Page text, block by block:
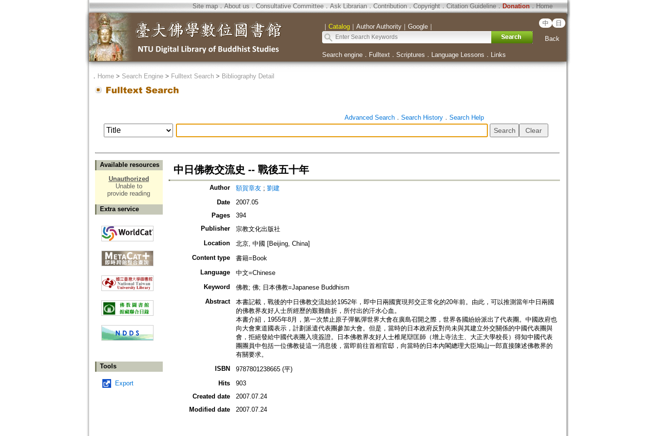
Site map．About us ． Consultative Committee． Ask Librarian． Contribution．Copyright．Citation Guideline． Donation．Home
｜ Catalog｜ Author Authority｜ Google｜ 中 日
Back
Search engine． Fulltext． Scriptures ． Language Lessons ． Links
． Home> Search Engine> Fulltext Search> Bibliography Detail
Advanced Search． Search History． Search Help
Available resources
Unauthorized
Unable to
provide reading
Extra service
Tools
Export
中日佛教交流史 -- 戰後五十年
Author 額賀章友; 劉建
Date
2007.05
Pages
394
Publisher
宗教文化出版社
Location
北京, 中國 [Beijing, China]
Content type
書籍=Book
Language
中文=Chinese
Keyword
佛教; 佛; 日本佛教=Japanese Buddhism
Abstract
本書記載，戰後的中日佛教交流始於1952年，即中日兩國實現邦交正常化的20年前。由此，可以推測當年中日兩國
的佛教界友好人士所經歷的艱難曲折，所付出的汗水心血。
本書介紹，1955年8月，第一次禁止原子彈氫彈世界大會在廣島召開之際，世界各國紛紛派出了代表團。中國政府也
向大會東道國表示，計劃派遣代表團參加大會。但是，當時的日本政府反對尚未與其建立外交關係的中國代表團與
會，拒絕發給中國代表團入境簽證。日本佛教界友好人士椎尾辯匡師（增上寺法主、大正大學校長）得知中國代表
團團員中包括一位佛教徒這一消息後，當即前往首相官邸，向當時的日本內閣總理大臣鳩山一郎直接陳述佛教界的
有關要求。
ISBN
9787801238665 (平)
Hits
903
Created date
2007.07.24
Modified date
2007.07.24